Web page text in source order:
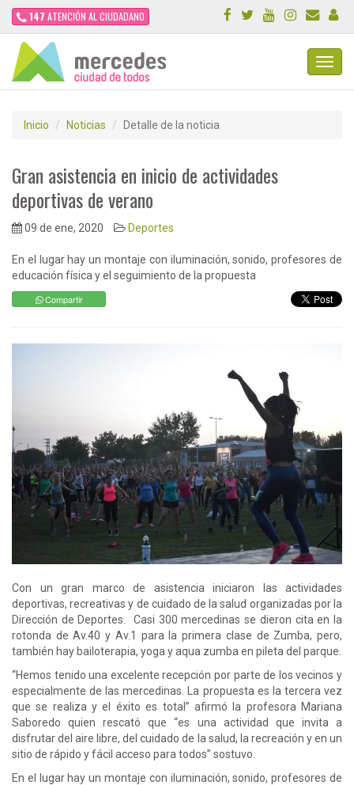
147 ATENCIÓN AL CIUDADANO
Inicio Noticias Detalle de la noticia
Gran asistencia en inicio de actividades
deportivas de verano
09 de ene, 2020 Deportes
En el lugar hay un montaje con iluminación, sonido, profesores de
educación física y el seguimiento de la propuesta
Compartir
Con un gran marco de asistencia iniciaron las actividades
deportivas, recreativas y de cuidado de la salud organizadas por la
Dirección de Deportes. Casi 300 mercedinas se dieron cita en la
rotonda de Av.40 y Av.1 para la primera clase de Zumba, pero,
también hay bailoterapia, yoga y aqua zumba en pileta del parque.
“Hemos tenido una excelente recepción por parte de los vecinos y
especialmente de las mercedinas. La propuesta es la tercera vez
que se realiza y el éxito es total” afirmó la profesora Mariana
Saboredo quien rescató que “es una actividad que invita a
disfrutar del aire libre, del cuidado de la salud, la recreación y en un
sitio de rápido y fácil acceso para todos” sostuvo.
En el lugar hay un montaje con iluminación, sonido, profesores de